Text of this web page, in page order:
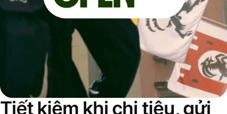
Tiết kiệm khi chi tiêu, gửi